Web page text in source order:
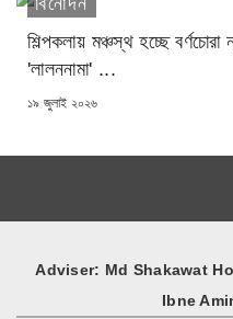
শিল্পকলায় মঞ্চস্থ হচ্ছে বর্ণচোরা
'লালননামা' ...
POSTED
১৯ জুলাই ২০২৬
Adviser: Md Shakawat
Ibne